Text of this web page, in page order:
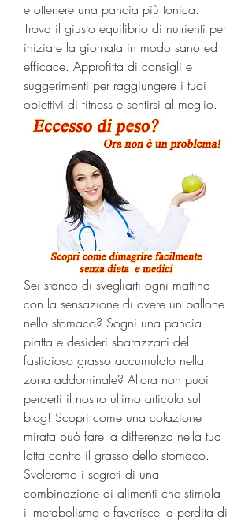
e ottenere una pancia più tonica.
Trova il giusto equilibrio di nutrienti per
iniziare la giornata in modo sano ed
efficace. Approfitta di consigli e
suggerimenti per raggiungere i tuoi
obiettivi di fitness e sentirsi al meglio.
Sei stanco di svegliarti ogni mattina
con la sensazione di avere un pallone
nello stomaco? Sogni una pancia
piatta e desideri sbarazzarti del
fastidioso grasso accumulato nella
zona addominale? Allora non puoi
perderti il nostro ultimo articolo sul
blog! Scopri come una colazione
mirata può fare la differenza nella tua
lotta contro il grasso dello stomaco.
Sveleremo i segreti di una
combinazione di alimenti che stimola
il metabolismo e favorisce la perdita di